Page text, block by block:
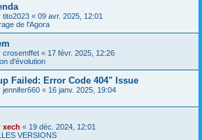
tito2023 « 09 avr. 2025, 12:01
de l'Agora
crosemffet « 17 févr. 2025, 12:26
d'évolution
Failed: Error Code 404" Issue
jennifer660 « 16 janv. 2025, 19:04
xech « 19 déc. 2024, 12:01
VERSIONS